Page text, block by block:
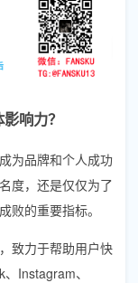
响力？
为品牌和个人成功
度，还是仅仅为了
败的重要指标。
致力于帮助用户快
Instagram、